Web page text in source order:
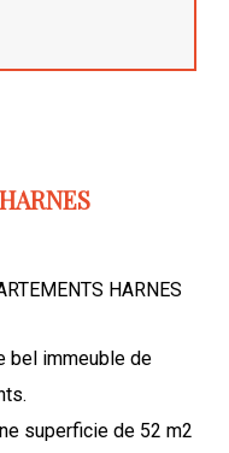
HARNES
bel immeuble de
superficie de 52 m2